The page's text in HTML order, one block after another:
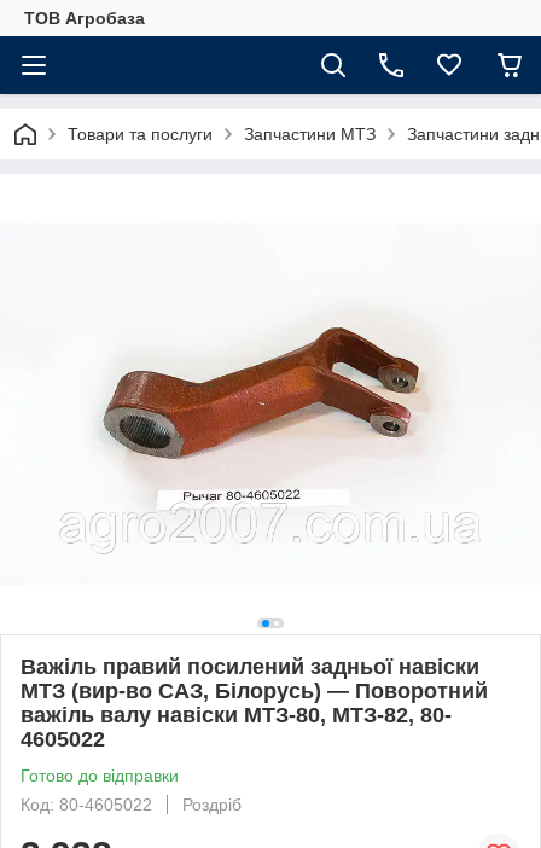
ТОВ Агробаза
Товари та послуги Запчастини МТЗ Запчастини
Важіль правий посилений задньої навіски
МТЗ (вир-во САЗ, Білорусь) — Поворотний
важіль валу навіски МТЗ-80, МТЗ-82, 80-
4605022
Готово до відправки
Код: 80-4605022
Роздріб